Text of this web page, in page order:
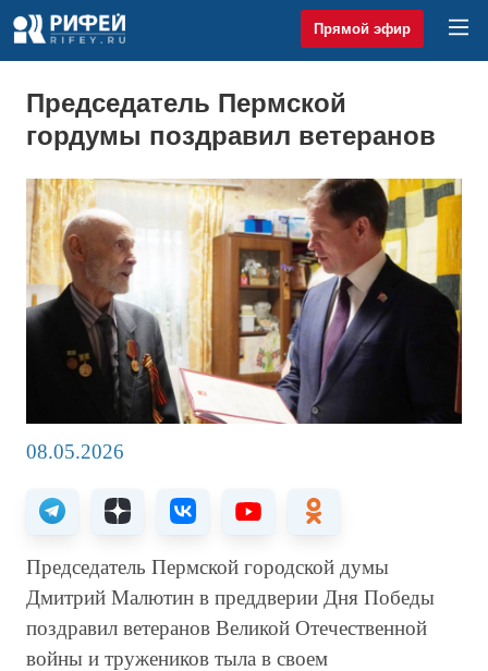
Прямой эфир
Председатель Пермской
гордумы поздравил ветеранов
08.05.2026
Председатель Пермской городской думы
Дмитрий Малютин в преддверии Дня Победы
поздравил ветеранов Великой Отечественной
войны и тружеников тыла в своем